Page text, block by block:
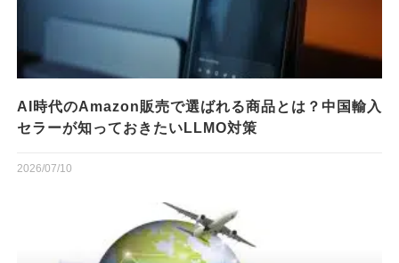
AI時代のAmazon販売で選ばれる商品とは？中国輸入
セラーが知っておきたいLLMO対策
2026/07/10